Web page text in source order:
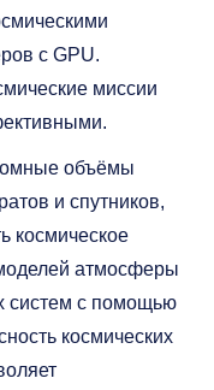
с GPU.
миссии
объёмы
и спутников,
космическое
атмосферы
систем с помощью
космических